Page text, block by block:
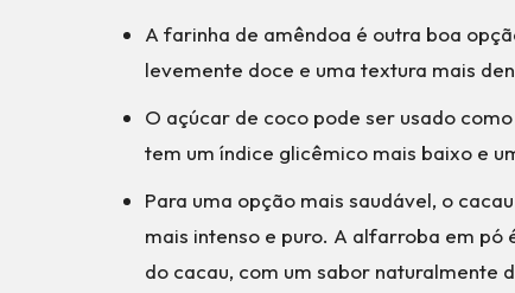
A farinha de amêndoa é outra boa
levemente doce e uma textura mais
O açúcar de coco pode ser usado
tem um índice glicêmico mais baixo e
Para uma opção mais saudável, o
mais intenso e puro. A alfarroba em
do cacau, com um sabor naturalmente